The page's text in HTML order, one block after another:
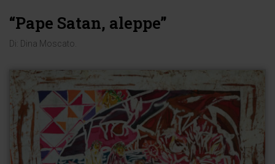
“Pape Satan, aleppe”
Di: Dina Moscato